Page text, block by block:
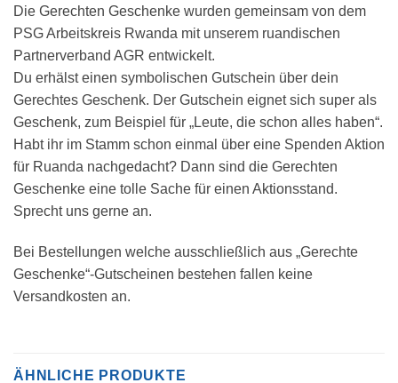
Die Gerechten Geschenke wurden gemeinsam von dem
PSG Arbeitskreis Rwanda mit unserem ruandischen
Partnerverband AGR entwickelt.
Du erhälst einen symbolischen Gutschein über dein
Gerechtes Geschenk. Der Gutschein eignet sich super als
Geschenk, zum Beispiel für „Leute, die schon alles haben“.
Habt ihr im Stamm schon einmal über eine Spenden Aktion
für Ruanda nachgedacht? Dann sind die Gerechten
Geschenke eine tolle Sache für einen Aktionsstand.
Sprecht uns gerne an.
Bei Bestellungen welche ausschließlich aus „Gerechte
Geschenke“-Gutscheinen bestehen fallen keine
Versandkosten an.
ÄHNLICHE PRODUKTE